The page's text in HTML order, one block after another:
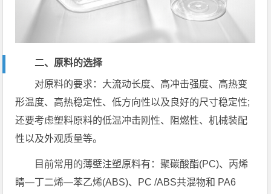
二、原料的选择
对原料的要求：大流动长度、高冲击强度、高热变
形温度、高热稳定性、低方向性以及良好的尺寸稳定性;
还要考虑塑料原料的低温冲击刚性、阻燃性、机械装配
性以及外观质量等。
目前常用的薄壁注塑原料有：聚碳酸酯(PC)、丙烯
睛—丁二烯—苯乙烯(ABS)、PC /ABS共混物和 PA6